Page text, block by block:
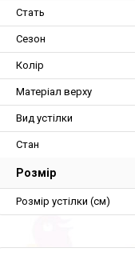
Стать
Сезон
Колір
Матеріал верху
Вид устілки
Стан
Розмір
Розмір устілки (см)